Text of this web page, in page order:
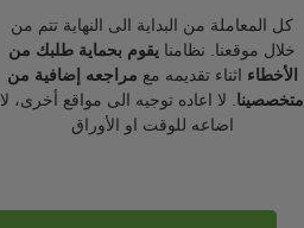
كل المعاملة من البداية الى النهاية تتم من
خلال موقعنا. نظامنا يقوم بحماية طلبك من
الأخطاء اثناء تقديمه مع مراجعه إضافية من
متخصصينا . لا اعاده توجيه الى مواقع أخرى، لا
اضاعه للوقت او الأوراق